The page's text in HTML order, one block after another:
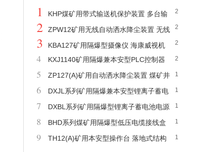
2
1
KHP煤矿用带式输送机保护装置 多台输
送机间连锁 故障对位显示
2
2
ZPW12矿用无线自动洒水降尘装置 无线
信号控制 安装与维护方便
2
3
KBA127矿用隔爆型摄像仪 海康威视机
芯 支持光口、网口级联
2
4
KXJ1140矿用隔爆兼本安型PLC控制器
适配多种供电电压
1
5
ZP127(A)矿用自动洒水降尘装置 煤矿井
下粉尘防治用
1
6
DXJL系列矿用隔爆兼本安型锂离子蓄电
池电源 3路独立机械开关
1
7
DXBL系列矿用隔爆型锂离子蓄电池电源
零毫秒切换矿用后备电源
1
8
BHD系列煤矿用隔爆型低压电缆接线盒
作电缆连接和分支用
1
9
TH12(A)矿用本安型操作台 落地式结构